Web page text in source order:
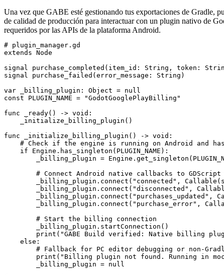
Una vez que GABE esté gestionando tus exportaciones de Gradle,
de calidad de producción para interactuar con un plugin nativo de
requeridos por las APIs de la plataforma Android.
# plugin_manager.gd
extends Node
signal purchase_completed(item_id: String, token:
signal purchase_failed(error_message: String)
var _billing_plugin: Object = null
const PLUGIN_NAME = "GodotGooglePlayBilling"
func _ready() -> void:
    _initialize_billing_plugin()
func _initialize_billing_plugin() -> void:
# Check if the engine is running on Android and
    if Engine.has_singleton(PLUGIN_NAME):
_billing_plugin =
# Connect Android native callbacks to GDScript
_billing_plugin.connect("connected",
_billing_plugin.connect("disconnected",
_billing_plugin.connect("purchases_updated",
_billing_plugin.connect("purchase_error",
        # Start the billing connection
        _billing_plugin.startConnection()
print("GABE Build verified: Native billing
    else:
# Fallback for PC editor debugging or non-
print("Billing plugin not found. Running in
        _billing_plugin = null